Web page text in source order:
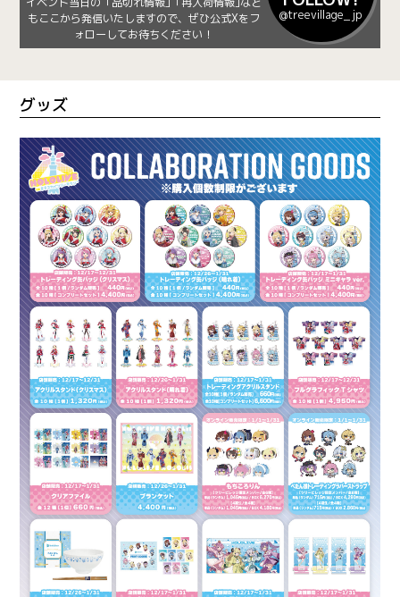
もここから発信いたしますので、ぜひ公式Xをフ
ォローしてお待ちください！
@treevillage_jp
グッズ